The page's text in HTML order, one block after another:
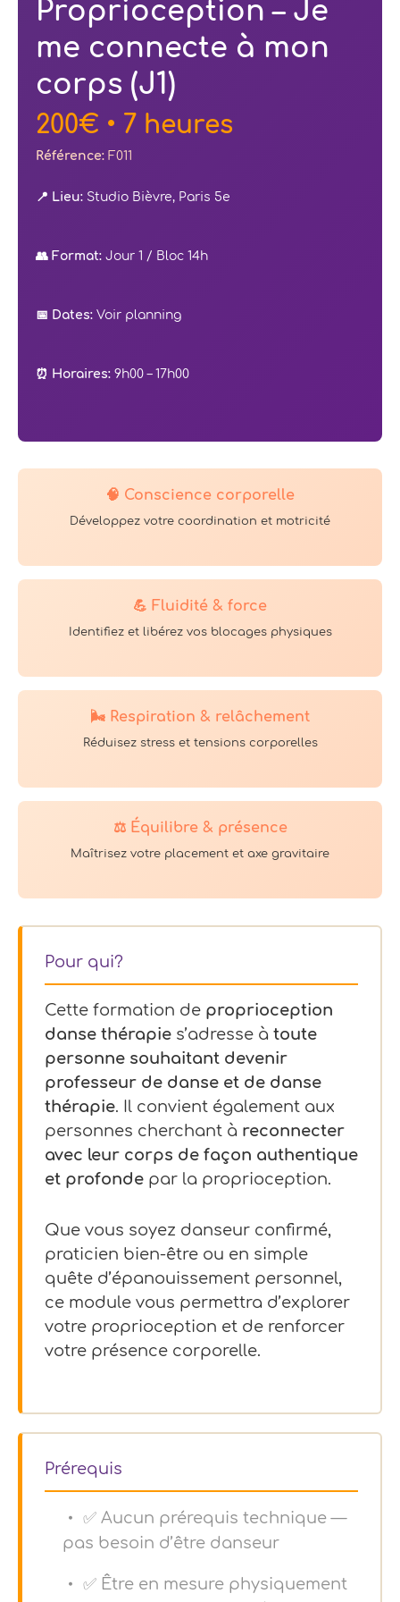
Proprioception – Je
me connecte à mon
corps (J1)
200€ • 7 heures
Référence: F011
📍 Lieu: Studio Bièvre, Paris 5e
👥 Format: Jour 1 / Bloc 14h
📅 Dates: Voir planning
⏰ Horaires: 9h00 – 17h00
🧠 Conscience corporelle
Développez votre coordination et motricité
💪 Fluidité & force
Identifiez et libérez vos blocages physiques
🌬️ Respiration & relâchement
Réduisez stress et tensions corporelles
⚖️ Équilibre & présence
Maîtrisez votre placement et axe gravitaire
Pour qui?
Cette formation de proprioception
danse thérapie s’adresse à toute
personne souhaitant devenir
professeur de danse et de danse
thérapie. Il convient également aux
personnes cherchant à reconnecter
avec leur corps de façon authentique
et profonde par la proprioception.
Que vous soyez danseur confirmé,
praticien bien-être ou en simple
quête d’épanouissement personnel,
ce module vous permettra d’explorer
votre proprioception et de renforcer
votre présence corporelle.
Prérequis
✅ Aucun prérequis technique —
pas besoin d’être danseur
✅ Être en mesure physiquement